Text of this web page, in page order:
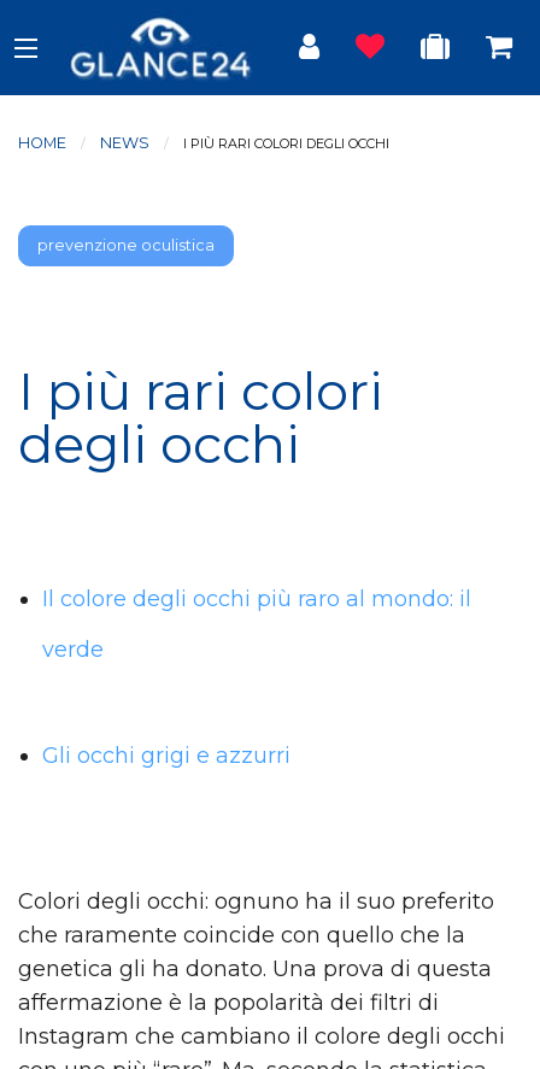
HOME NEWS CURRENT:
I PIÙ RARI COLORI DEGLI OCCHI
prevenzione oculistica
I più rari colori
degli occhi
Il colore degli occhi più raro al mondo: il
verde
Gli occhi grigi e azzurri
Colori degli occhi: ognuno ha il suo preferito
che raramente coincide con quello che la
genetica gli ha donato. Una prova di questa
affermazione è la popolarità dei filtri di
Instagram che cambiano il colore degli occhi